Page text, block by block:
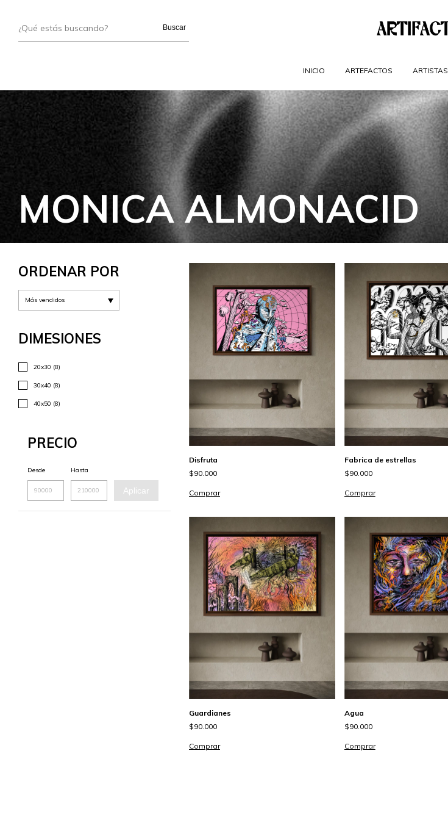
Buscar
INICIO ARTEFACTOS ARTISTAS
MONICA ALMONACID
ORDENAR POR
DIMESIONES
20x30 (8)
30x40 (8)
40x50 (8)
PRECIO
Desde Hasta
Aplicar
Disfruta
$90.000
Comprar
Fabrica de estrellas
$90.000
Comprar
Guardianes
$90.000
Comprar
Agua
$90.000
Comprar